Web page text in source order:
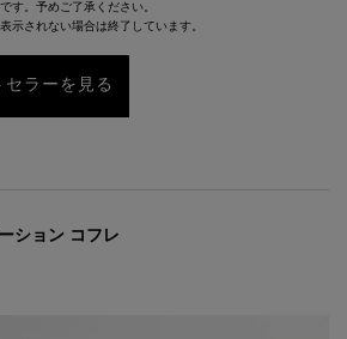
す。予めご了承ください。
示されない場合は終了しています。
ラーを見る
ション コフレ